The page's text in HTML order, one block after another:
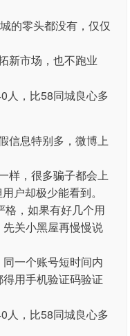
的零头都没有，仅仅
新市场，也不跑业
信息特别多，微博上
样，很多骗子都会上
户却极少能看到。
格，如果有好几个用
先关小黑屋再慢慢说
一个账号短时间内
用手机验证码验证